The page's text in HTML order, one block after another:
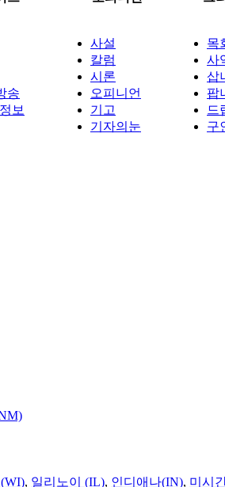
송
보
사설
칼럼
시론
오피니언
기고
기자의눈
목
사
삽
팝
드
구
, 일리노이 (IL), 인디애나(IN), 미시